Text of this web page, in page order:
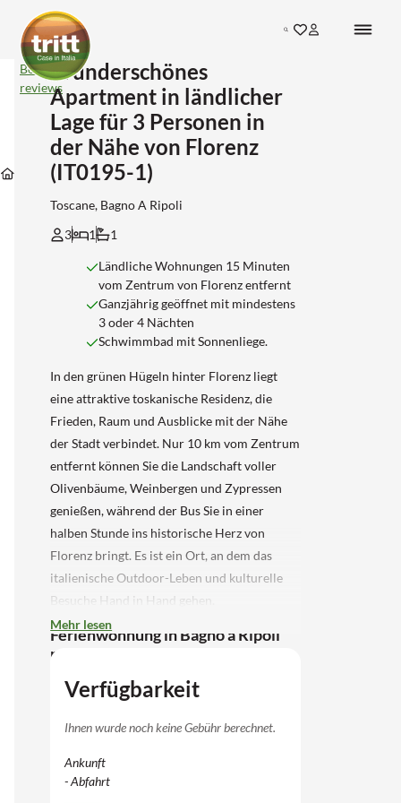
Search
Unterkünfte
Unterkünfte
in
Toscane
Unterkünfte
in
Unterkünfte
in
Bagno-
ripoli
Wunderschönes
Apartment
in
ländlicher
Lage
für
3
Personen
der
(IT0195-
1)
Bekijk
reviews
Wunderschönes
Apartment in ländlicher
Lage für 3 Personen in
der Nähe von Florenz
(IT0195-1)
Toscane, Bagno A Ripoli
3
1 1
Ländliche Wohnungen 15 Minuten
vom Zentrum von Florenz entfernt
Ganzjährig geöffnet mit mindestens
3 oder 4 Nächten
Schwimmbad mit Sonnenliege.
In den grünen Hügeln hinter Florenz liegt
eine attraktive toskanische Residenz, die
Frieden, Raum und Ausblicke mit der Nähe
der Stadt verbindet. Nur 10 km vom Zentrum
entfernt können Sie die Landschaft voller
Olivenbäume, Weinbergen und Zypressen
genießen, während der Bus Sie in einer
halben Stunde ins historische Herz von
Florenz bringt. Es ist ein Ort, an dem das
italienische Outdoor-Leben und kulturelle
Besuche Hand in Hand gehen.
Ferienwohnung in Bagno a Ripoli
mit Blick auf die toskanische
Die Wohnungen sind auf alte Gebäude und
Nebengebäude verteilt und bieten Platz für 3
schlicht und charakteristisch, mit
Wohnbereich und Kochnische mit Herd,
Mehr lesen
Verfügbarkeit
Ihnen wurde noch keine Gebühr berechnet.
Ankunft
- Abfahrt